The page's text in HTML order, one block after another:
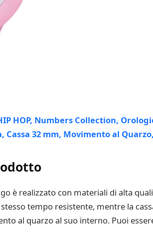
è realizzato con materiali di alta
tempo resistente, mentre la
al quarzo al suo interno. Puoi